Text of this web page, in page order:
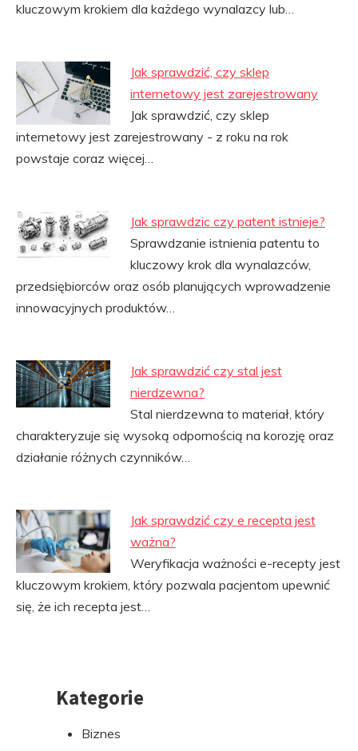
kluczowym krokiem dla każdego wynalazcy lub…
Jak sprawdzić, czy sklep
internetowy jest zarejestrowany
Jak sprawdzić, czy sklep
internetowy jest zarejestrowany - z roku na rok
powstaje coraz więcej…
Jak sprawdzic czy patent istnieje?
Sprawdzanie istnienia patentu to
kluczowy krok dla wynalazców,
przedsiębiorców oraz osób planujących wprowadzenie
innowacyjnych produktów…
Jak sprawdzić czy stal jest
nierdzewna?
Stal nierdzewna to materiał, który
charakteryzuje się wysoką odpornością na korozję oraz
działanie różnych czynników…
Jak sprawdzić czy e recepta jest
ważna?
Weryfikacja ważności e-recepty jest
kluczowym krokiem, który pozwala pacjentom upewnić
się, że ich recepta jest…
PrzejdźKategorie
Biznes